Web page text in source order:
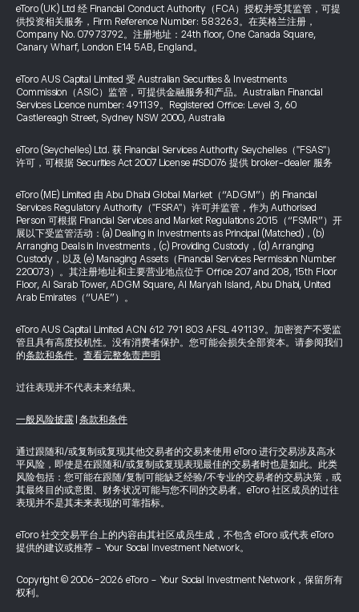
eToro (UK) Ltd 经 Financial Conduct Authority（FCA）授权并受其监管，可提
供投资相关服务，Firm Reference Number: 583263。在英格兰注册，
Company No. 07973792。注册地址：24th floor, One Canada Square,
Canary Wharf, London E14 5AB, England。
eToro AUS Capital Limited 受 Australian Securities & Investments
Commission（ASIC）监管，可提供金融服务和产品。Australian Financial
Services Licence number: 491139。Registered Office: Level 3, 60
Castlereagh Street, Sydney NSW 2000, Australia
eToro (Seychelles) Ltd. 获 Financial Services Authority Seychelles（"FSAS"）
许可，可根据 Securities Act 2007 License #SD076 提供 broker-dealer 服务
eToro (ME) Limited 由 Abu Dhabi Global Market（“ADGM”）的 Financial
Services Regulatory Authority（"FSRA"）许可并监管，作为 Authorised
Person 可根据 Financial Services and Market Regulations 2015（“FSMR”）开
展以下受监管活动：(a) Dealing in Investments as Principal (Matched)，(b)
Arranging Deals in Investments，(c) Providing Custody，(d) Arranging
Custody，以及 (e) Managing Assets（Financial Services Permission Number
220073）。其注册地址和主要营业地点位于 Office 207 and 208, 15th Floor
Floor, Al Sarab Tower, ADGM Square, Al Maryah Island, Abu Dhabi, United
Arab Emirates（“UAE”）。
eToro AUS Capital Limited ACN 612 791 803 AFSL 491139。加密资产不受监
管且具有高度投机性。没有消费者保护。您可能会损失全部资本。请参阅我们
的条款和条件。 查看完整免责声明
过往表现并不代表未来结果。
一般风险披露 条款和条件
通过跟随和/或复制或复现其他交易者的交易来使用 eToro 进行交易涉及高水
平风险，即使是在跟随和/或复制或复现表现最佳的交易者时也是如此。此类
风险包括：您可能在跟随/复制可能缺乏经验/不专业的交易者的交易决策，或
其最终目的或意图、财务状况可能与您不同的交易者。eToro 社区成员的过往
表现并不是其未来表现的可靠指标。
eToro 社交交易平台上的内容由其社区成员生成，不包含 eToro 或代表 eToro
提供的建议或推荐 - Your Social Investment Network。
Copyright © 2006-2026 eToro - Your Social Investment Network，保留所有
权利。